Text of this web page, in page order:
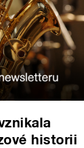
historii